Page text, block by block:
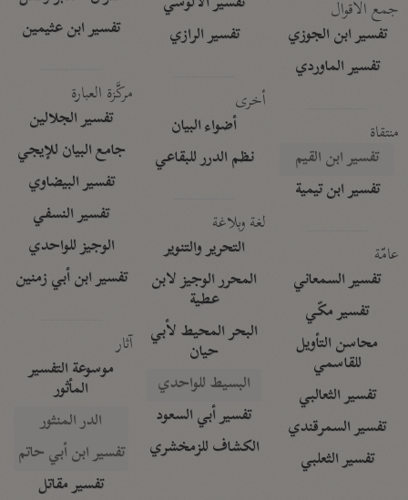
جمع الأقوال
تفسير ابن الجوزي
تفسير الماوردي
منتقاة
تفسير ابن القيم
تفسير ابن تيمية
عامّة
تفسير السمعاني
تفسير مكّي
محاسن التأويل
للقاسمي
تفسير الثعالبي
تفسير السمرقندي
تفسير الثعلبي
تفسير الرازي
أخرى
أضواء البيان
نظم الدرر للبقاعي
لغة وبلاغة
التحرير والتنوير
المحرر الوجيز لابن
عطية
البحر المحيط لأبي
حيان
البسيط للواحدي
تفسير أبي السعود
الكشاف للزمخشري
تفسير ابن عثيمين
مركَّزة العبارة
تفسير الجلالين
جامع البيان للإيجي
تفسير البيضاوي
تفسير النسفي
الوجيز للواحدي
تفسير ابن أبي زمنين
آثار
موسوعة التفسير
المأثور
الدر المنثور
تفسير ابن أبي حاتم
تفسير مقاتل